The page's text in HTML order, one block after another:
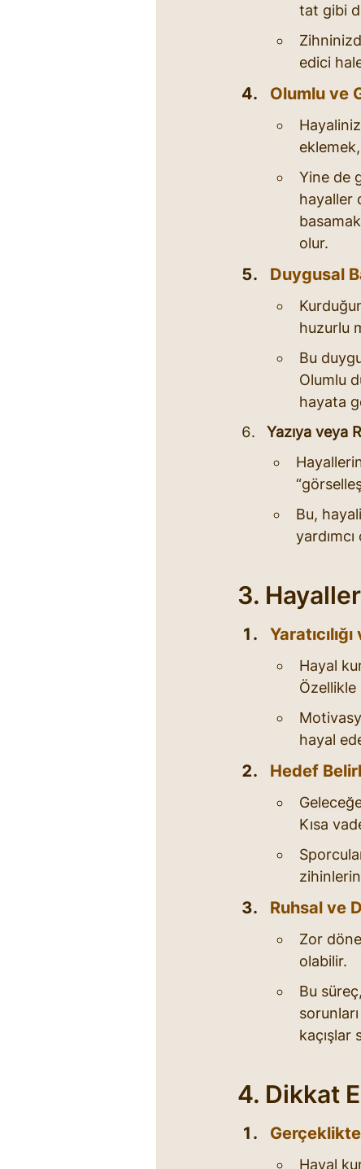
tat gibi
edici
Olumlu ve
Yine de
hayaller
olur.
Duygusal
huzurlu
Bu
Olumlu
hayata
Yazıya veya
Bu,
yardımcı
3.
Hayal
hayal
Hedef
Kısa
Ruhsal ve
Zor
olabilir.
Bu
kaçışlar
4. Dikkat
Hayal